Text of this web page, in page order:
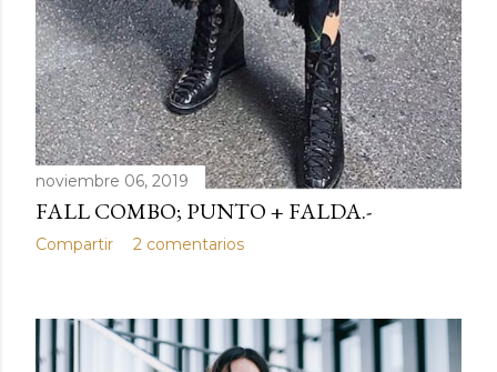
noviembre 06, 2019
FALL COMBO; PUNTO + FALDA.-
Compartir 2 comentarios